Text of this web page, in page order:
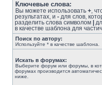
Ключевые слова:
Вы можете использовать + ,
результатах, и - для слов,
разделить слова символом
в качестве шаблона для
Поиск по автору:
Используйте * в качестве шаблона.
Искать в форумах:
Выберите форум или форумы, в
форумах производится
ниже.